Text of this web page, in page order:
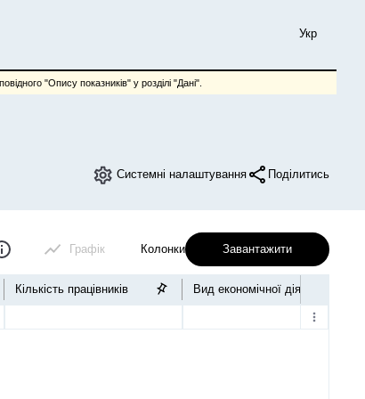
Укр
"Опису показників" у розділі "Дані".
Системні налаштування Поділитись
Графік Колонки Завантажити
Кількість працівників Вид економічної діяльності